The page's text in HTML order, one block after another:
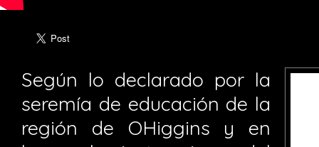
Según lo declarado por la
seremía de educación de la
región de OHiggins y en